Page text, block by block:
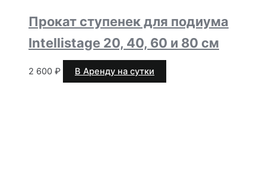
Прокат ступенек для подиума
Intellistage 20, 40, 60 и 80 см
2 600 ₽ В Аренду на сутки